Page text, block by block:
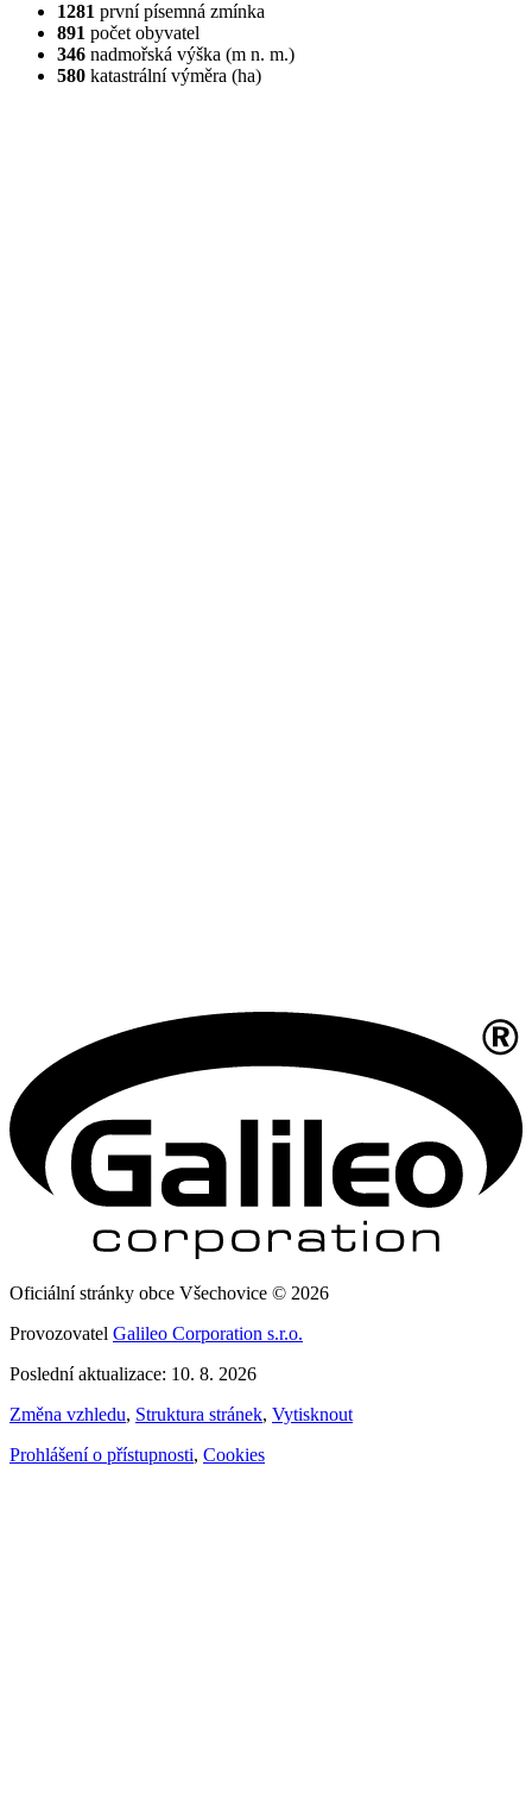
1281 první písemná zmínka
891 počet obyvatel
346 nadmořská výška (m n. m.)
580 katastrální výměra (ha)
Oficiální stránky obce Všechovice © 2026
Provozovatel Galileo Corporation s.r.o.
Poslední aktualizace: 10. 8. 2026
Změna vzhledu, Struktura stránek, Vytisknout
Prohlášení o přístupnosti, Cookies